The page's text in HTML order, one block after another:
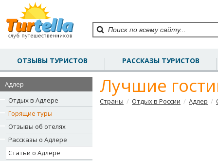
ОТЗЫВЫ ТУРИСТОВ РАССКАЗЫ ТУРИСТОВ
Адлер
Отдых в Адлере
Горящие туры
Отзывы об отелях
Рассказы о Адлере
Статьи о Адлере
Лучшие
Страны / Отдых в России / Адлер /